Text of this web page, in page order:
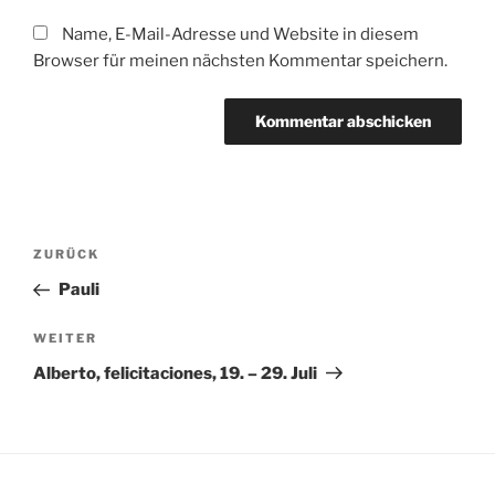
Name, E-Mail-Adresse und Website in diesem
Browser für meinen nächsten Kommentar speichern.
Beitragsnavigation
Vorheriger
Beitrag
ZURÜCK
Pauli
Nächster
Beitrag
WEITER
Alberto, felicitaciones, 19. – 29. Juli